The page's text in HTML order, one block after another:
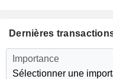
Dernières
Importance
Sélectionner une